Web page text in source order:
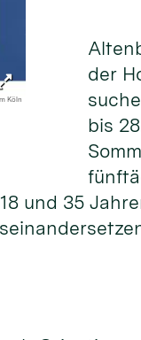
Köln
der
bis
und 35